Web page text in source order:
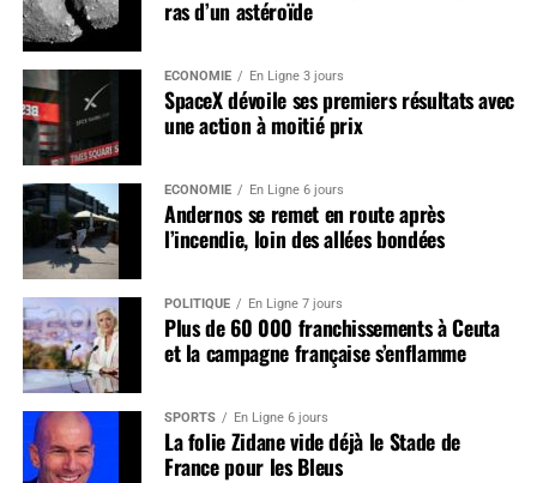
ras d’un astéroïde
ÉCONOMIE En Ligne 3 jours
SpaceX dévoile ses premiers résultats avec
une action à moitié prix
ÉCONOMIE En Ligne 6 jours
Andernos se remet en route après
l’incendie, loin des allées bondées
POLITIQUE En Ligne 7 jours
Plus de 60 000 franchissements à Ceuta
et la campagne française s’enflamme
SPORTS En Ligne 6 jours
La folie Zidane vide déjà le Stade de
France pour les Bleus